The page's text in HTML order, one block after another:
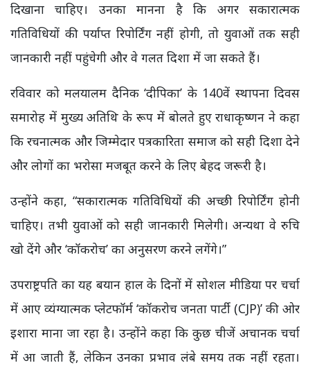
दिखाना चाहिए। उनका मानना है कि अगर सकारात्मक
गतिविधियों की पर्याप्त रिपोर्टिंग नहीं होगी, तो युवाओं तक सही
जानकारी नहीं पहुंचेगी और वे गलत दिशा में जा सकते हैं।
रविवार को मलयालम दैनिक ‘दीपिका’ के 140वें स्थापना दिवस
समारोह में मुख्य अतिथि के रूप में बोलते हुए राधाकृष्णन ने कहा
कि रचनात्मक और जिम्मेदार पत्रकारिता समाज को सही दिशा देने
और लोगों का भरोसा मजबूत करने के लिए बेहद जरूरी है।
उन्होंने कहा, “सकारात्मक गतिविधियों की अच्छी रिपोर्टिंग होनी
चाहिए। तभी युवाओं को सही जानकारी मिलेगी। अन्यथा वे रुचि
खो देंगे और ‘कॉकरोच’ का अनुसरण करने लगेंगे।”
उपराष्ट्रपति का यह बयान हाल के दिनों में सोशल मीडिया पर चर्चा
में आए व्यंग्यात्मक प्लेटफॉर्म ‘कॉकरोच जनता पार्टी (CJP)’ की ओर
इशारा माना जा रहा है। उन्होंने कहा कि कुछ चीजें अचानक चर्चा
में आ जाती हैं, लेकिन उनका प्रभाव लंबे समय तक नहीं रहता।